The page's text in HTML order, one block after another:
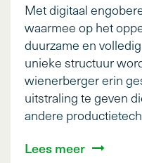
Met digitaal
waarmee op het
duurzame en
unieke structuur
wienerberger erin
uitstraling te geven
andere
Lees meer